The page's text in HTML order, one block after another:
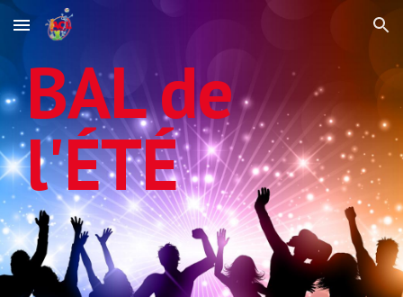
Skip to main content Skip to navigation
BAL de
l'ÉTÉ